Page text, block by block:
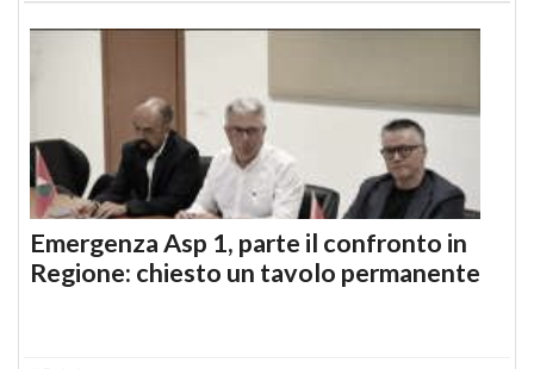
Emergenza Asp 1, parte il confronto in
Regione: chiesto un tavolo permanente